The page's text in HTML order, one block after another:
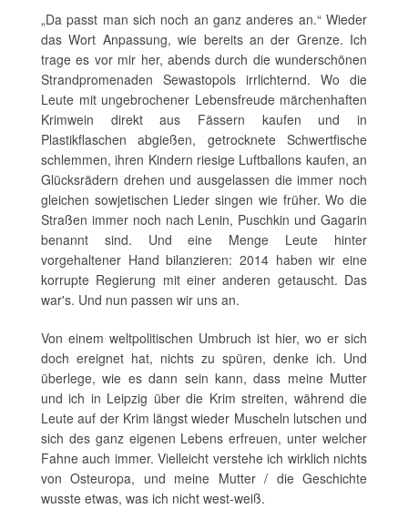
„Da passt man sich noch an ganz anderes an.“ Wieder
das Wort Anpassung, wie bereits an der Grenze. Ich
trage es vor mir her, abends durch die wunderschönen
Strandpromenaden Sewastopols irrlichternd. Wo die
Leute mit ungebrochener Lebensfreude märchenhaften
Krimwein direkt aus Fässern kaufen und in
Plastikflaschen abgießen, getrocknete Schwertfische
schlemmen, ihren Kindern riesige Luftballons kaufen, an
Glücksrädern drehen und ausgelassen die immer noch
gleichen sowjetischen Lieder singen wie früher. Wo die
Straßen immer noch nach Lenin, Puschkin und Gagarin
benannt sind. Und eine Menge Leute hinter
vorgehaltener Hand bilanzieren: 2014 haben wir eine
korrupte Regierung mit einer anderen getauscht. Das
war's. Und nun passen wir uns an.
Von einem weltpolitischen Umbruch ist hier, wo er sich
doch ereignet hat, nichts zu spüren, denke ich. Und
überlege, wie es dann sein kann, dass meine Mutter
und ich in Leipzig über die Krim streiten, während die
Leute auf der Krim längst wieder Muscheln lutschen und
sich des ganz eigenen Lebens erfreuen, unter welcher
Fahne auch immer. Vielleicht verstehe ich wirklich nichts
von Osteuropa, und meine Mutter / die Geschichte
wusste etwas, was ich nicht west-weiß.